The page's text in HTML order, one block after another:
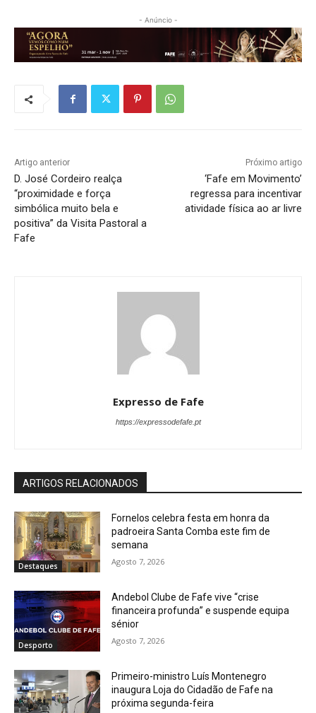
- Anúncio -
Artigo anterior
D. José Cordeiro realça
“proximidade e força
simbólica muito bela e
positiva” da Visita Pastoral a
Fafe
Próximo artigo
‘Fafe em Movimento’
regressa para incentivar
atividade física ao ar livre
Expresso de Fafe
https://expressodefafe.pt
ARTIGOS RELACIONADOS
Destaques
Fornelos celebra festa em honra da
padroeira Santa Comba este fim de
semana
Agosto 7, 2026
Desporto
Andebol Clube de Fafe vive “crise
financeira profunda” e suspende equipa
sénior
Agosto 7, 2026
Primeiro-ministro Luís Montenegro
inaugura Loja do Cidadão de Fafe na
próxima segunda-feira